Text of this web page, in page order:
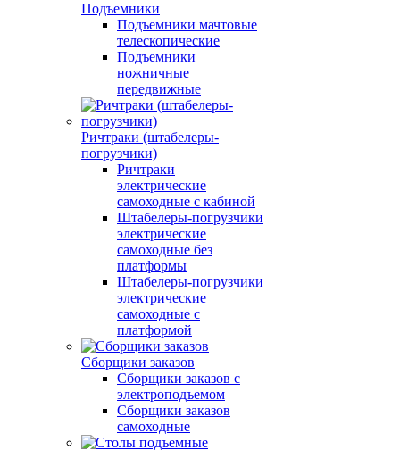
Подъемники
Подъемники мачтовые
телескопические
Подъемники
ножничные
передвижные
Ричтраки (штабелеры-
погрузчики)
Ричтраки
электрические
самоходные с кабиной
Штабелеры-погрузчики
электрические
самоходные без
платформы
Штабелеры-погрузчики
электрические
самоходные с
платформой
Сборщики заказов
Сборщики заказов с
электроподъемом
Сборщики заказов
самоходные